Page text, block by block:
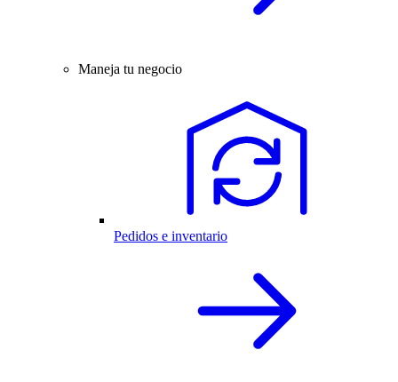
Maneja tu negocio
Pedidos e inventario